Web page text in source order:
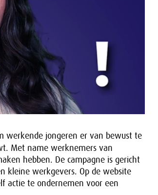
werkende jongeren er van bewust te
Met name werknemers van
hebben. De campagne is gericht
kleine werkgevers. Op de website
actie te ondernemen voor een